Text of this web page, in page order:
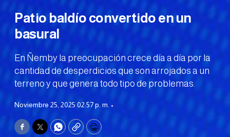
Patio baldío convertido en un
basural
En Ñemby la preocupación crece día a día por la
cantidad de desperdicios que son arrojados a un
terreno y que genera todo tipo de problemas.
Noviembre 25, 2025 02:57 p. m. •
Facebook
TwitterWhatsApp
CopyPrint